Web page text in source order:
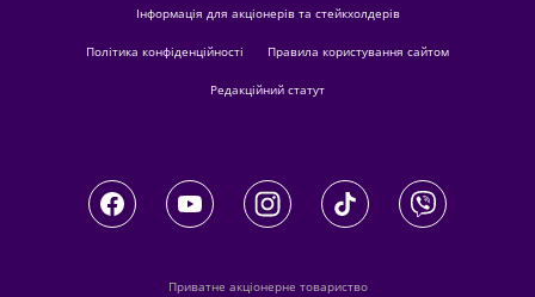
Інформація для акціонерів та стейкхолдерів
Політика конфіденційності Правила користування сайтом
Редакційний статут
Приватне акціонерне товариство